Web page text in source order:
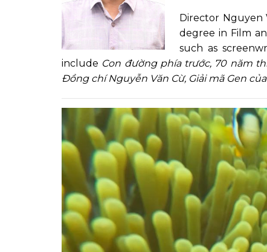
Director Nguyen
degree in Film
such as
include Con đường phía trước, 70 năm
Đồng chí Nguyễn Văn Cừ, Giải mã Gen